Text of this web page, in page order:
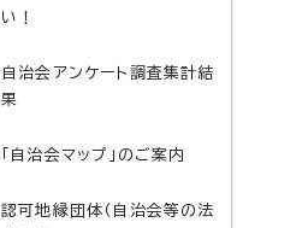
い！
自治会アンケート調査集計結
果
「自治会マップ」のご案内
認可地縁団体（自治会等の法